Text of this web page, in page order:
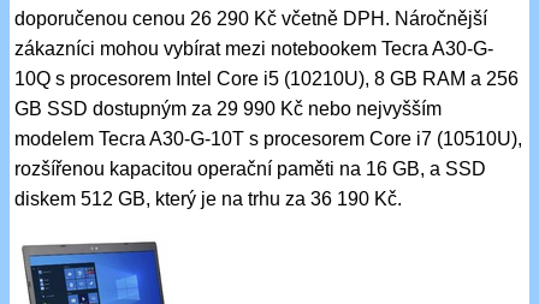
doporučenou cenou 26 290 Kč včetně DPH. Náročnější
zákazníci mohou vybírat mezi notebookem Tecra A30-G-
10Q s procesorem Intel Core i5 (10210U), 8 GB RAM a 256
GB SSD dostupným za 29 990 Kč nebo nejvyšším
modelem Tecra A30-G-10T s procesorem Core i7 (10510U),
rozšířenou kapacitou operační paměti na 16 GB, a SSD
diskem 512 GB, který je na trhu za 36 190 Kč.